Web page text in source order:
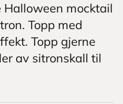
Halloween mocktail
Topp med
Topp gjerne
av sitronskall til